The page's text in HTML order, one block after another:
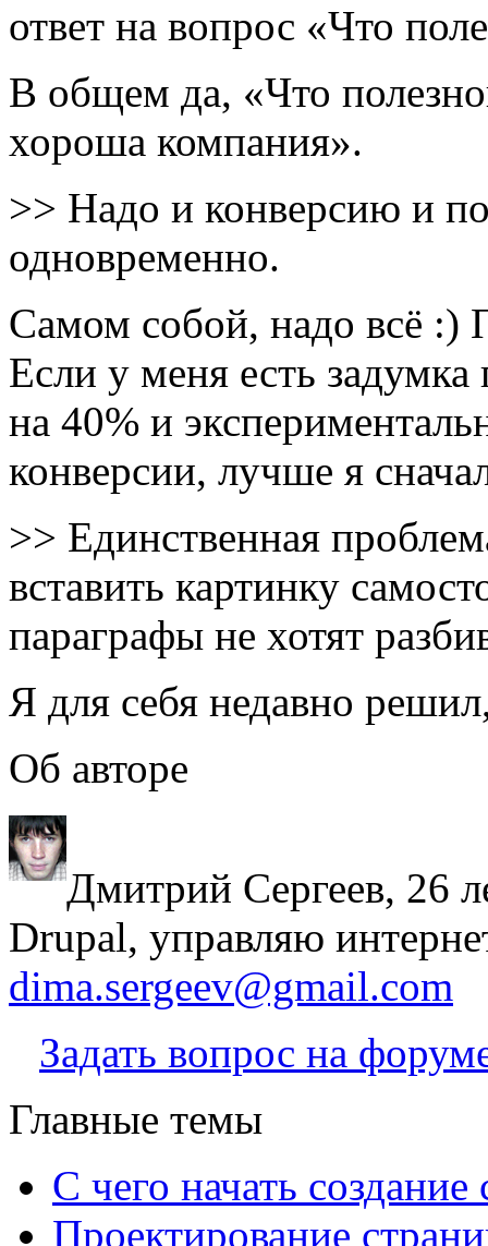
ответ на вопрос «Что
В общем да, «Что
хороша компания».
>> Надо и конверсию и
одновременно.
Самом собой, надо всё :)
Если у меня есть
на 40% и
конверсии, лучше я
>> Единственная
вставить картинку
параграфы не хотят
Я для себя недавно
Об авторе
Дмитрий Сергеев, 26
Drupal, управляю
dima.sergeev@gmail.com
Задать вопрос на
Главные темы
С чего начать создание
Проектирование